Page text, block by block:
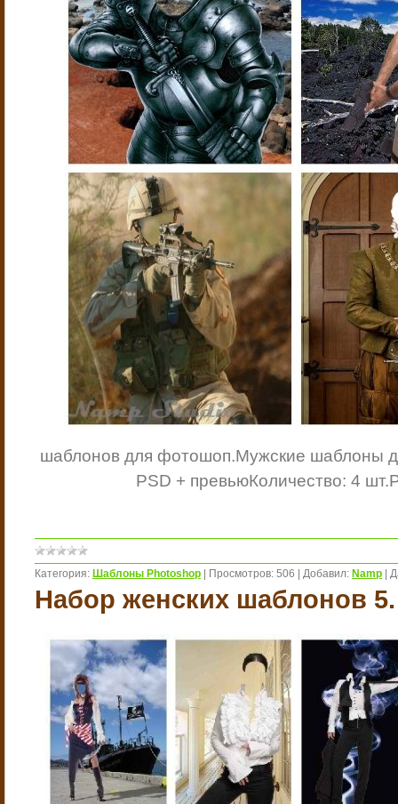
шаблонов для фотошоп.Мужские шаблоны
PSD + превьюКоличество: 4 шт.
Категория: Шаблоны Photoshop Просмотров: 506 Добавил: Namp
Набор женских шаблонов 5.